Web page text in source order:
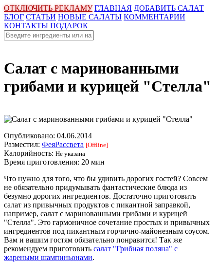
ОТКЛЮЧИТЬ РЕКЛАМУ ГЛАВНАЯ ДОБАВИТЬ САЛАТ
БЛОГ СТАТЬИ НОВЫЕ САЛАТЫ КОММЕНТАРИИ
КОНТАКТЫ ПОДАРОК
Салат с маринованными
грибами и курицей "Стелла"
Опубликовано: 04.06.2014
Разместил: ФеяРассвета [Offline]
Калорийность: Не указана
Время приготовления: 20 мин
Что нужно для того, что бы удивить дорогих гостей? Совсем
не обязательно придумывать фантастические блюда из
безумно дорогих ингредиентов. Достаточно приготовить
салат из привычных продуктов с пикантной заправкой,
например, салат с маринованными грибами и курицей
"Стелла". Это гармоничное сочетание простых и привычных
ингредиентов под пикантным горчично-майонезным соусом.
Вам и вашим гостям обязательно понравится! Так же
рекомендуем приготовить салат "Грибная поляна" с
жареными шампиньонами.